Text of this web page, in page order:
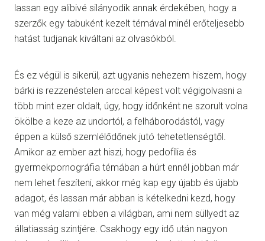
lassan egy alibivé silányodik annak érdekében, hogy a
szerzők egy tabuként kezelt témával minél erőteljesebb
hatást tudjanak kiváltani az olvasókból.
És ez végül is sikerül, azt ugyanis nehezem hiszem, hogy
bárki is rezzenéstelen arccal képest volt végigolvasni a
több mint ezer oldalt, úgy, hogy időnként ne szorult volna
ökölbe a keze az undortól, a felháborodástól, vagy
éppen a külső szemlélődőnek jutó tehetetlenségtől.
Amikor az ember azt hiszi, hogy pedofília és
gyermekpornográfia témában a húrt ennél jobban már
nem lehet feszíteni, akkor még kap egy újabb és újabb
adagot, és lassan már abban is kételkedni kezd, hogy
van még valami ebben a világban, ami nem süllyedt az
állatiasság szintjére. Csakhogy egy idő után nagyon